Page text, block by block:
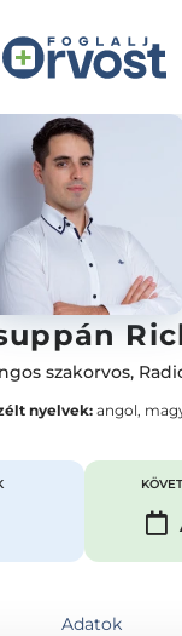
szakorvos,
nyelvek:angol,
Adatok